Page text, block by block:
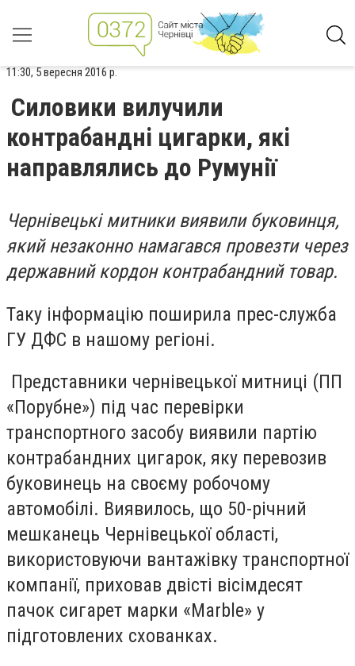
11:30, 5 вересня 2016 р.
Силовики вилучили
контрабандні цигарки, які
направлялись до Румунії
Чернівецькі митники виявили буковинця,
який незаконно намагався провезти через
державний кордон контрабандний товар.
Таку інформацію поширила прес-служба
ГУ ДФС в нашому регіоні.
Представники чернівецької митниці (ПП
«Порубне») під час перевірки
транспортного засобу виявили партію
контрабандних цигарок, яку перевозив
буковинець на своєму робочому
автомобілі. Виявилось, що 50-річний
мешканець Чернівецької області,
використовуючи вантажівку транспортної
компанії, приховав двісті вісімдесят
пачок сигарет марки «Marble» у
підготовлених схованках.